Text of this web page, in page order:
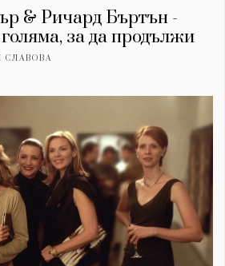
& Ричард Бъртън -
за да продължи
СЛАВОВА